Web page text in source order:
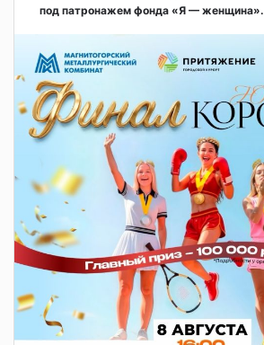
под патронажем фонда «Я — женщина».